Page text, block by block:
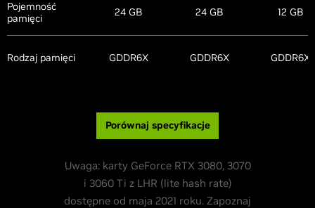
Pojemność
pamięci
24 GB 24 GB 12 GB
Rodzaj pamięci GDDR6X GDDR6X GDDR6X
Porównaj specyfikacje
Uwaga: karty GeForce RTX 3080, 3070
i 3060 Ti z LHR (lite hash rate)
dostępne od maja 2021 roku. Zapoznaj